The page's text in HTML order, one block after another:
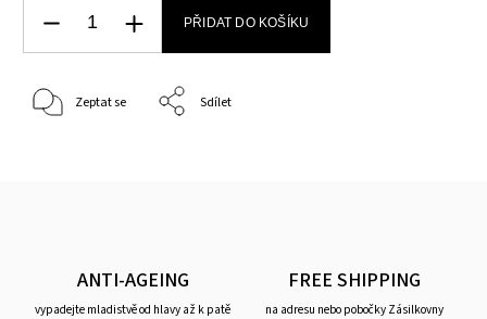
PŘIDAT DO KOŠÍKU
Zeptat se Sdílet
ANTI-AGEING
vypadejte mladistvě od hlavy až k patě
FREE SHIPPING
na adresu nebo pobočky Zásilkovny